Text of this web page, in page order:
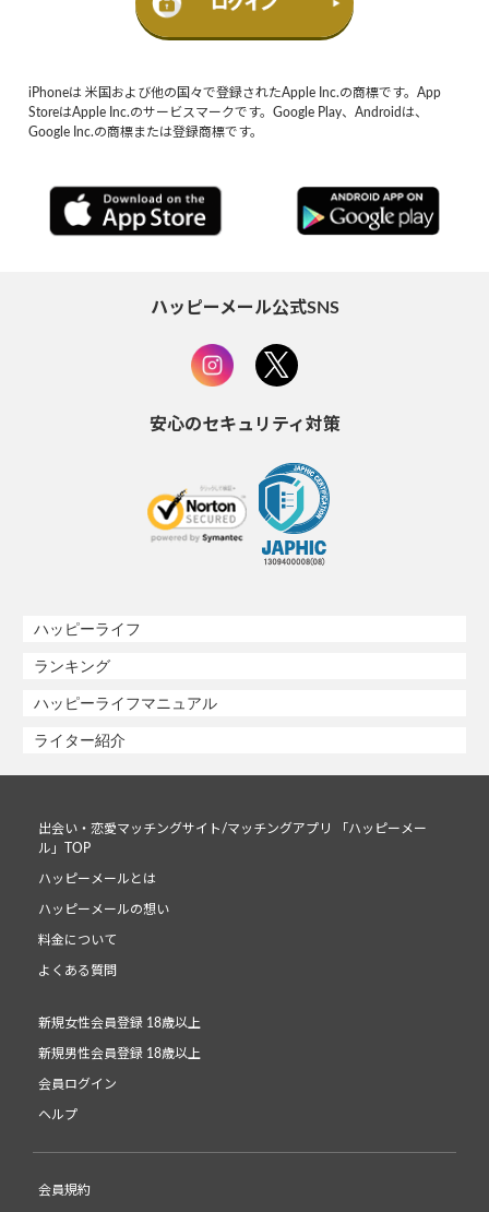
iPhoneは 米国および他の国々で登録されたApple Inc.の商標です。App
StoreはApple Inc.のサービスマークです。Google Play、Androidは、
Google Inc.の商標または登録商標です。
ハッピーメール公式SNS
安心のセキュリティ対策
ハッピーライフ
ランキング
ハッピーライフマニュアル
ライター紹介
出会い・恋愛マッチングサイト/マッチングアプリ 「ハッピーメー
ル」TOP
ハッピーメールとは
ハッピーメールの想い
料金について
よくある質問
新規女性会員登録 18歳以上
新規男性会員登録 18歳以上
会員ログイン
ヘルプ
会員規約